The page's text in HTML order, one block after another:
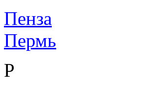
Пенза
Пермь
Р